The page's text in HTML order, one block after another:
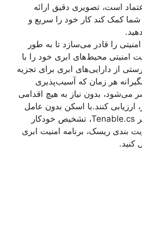
است، تصویری دقیق ارائه
شما کمک کند کار خود را سریع و
را قادر می‌سازد تا به طور
امنیتی محیط‌های ابری خود را با
از دارایی‌های ابری برای تجزیه
هر زمان که آسیب‌پذیری
می‌شود، بدون نیاز به هیچ اقدامی
ارزیابی کنند.با اسکن بدون عامل
ابری کم تاثیر Tenable.cs، تشخیص خودکار
بندی ریسک، برنامه امنیت ابری
کنید.